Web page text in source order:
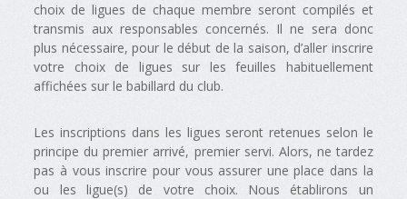
choix de ligues de chaque membre seront compilés et
transmis aux responsables concernés. Il ne sera donc
plus nécessaire, pour le début de la saison, d’aller inscrire
votre choix de ligues sur les feuilles habituellement
affichées sur le babillard du club.
Les inscriptions dans les ligues seront retenues selon le
principe du premier arrivé, premier servi. Alors, ne tardez
pas à vous inscrire pour vous assurer une place dans la
ou les ligue(s) de votre choix. Nous établirons un